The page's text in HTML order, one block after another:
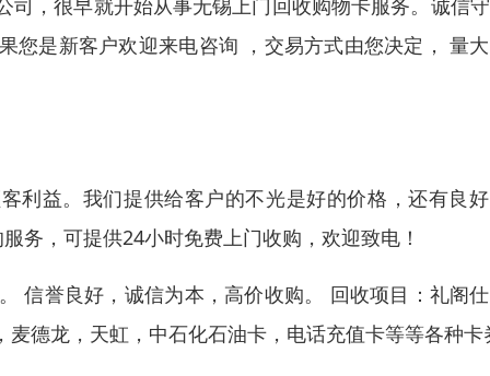
，很早就开始从事无锡上门回收购物卡服务。诚信
您是新客户欢迎来电咨询 ，交易方式由您决定， 量
利益。我们提供给客户的不光是好的价格，还有良
务，可提供24小时免费上门收购，欢迎致电！
信誉良好，诚信为本，高价收购。 回收项目：礼阁
德龙，天虹，中石化石油卡，电话充值卡等等各种卡